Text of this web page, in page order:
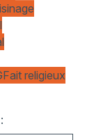
Fait religieux